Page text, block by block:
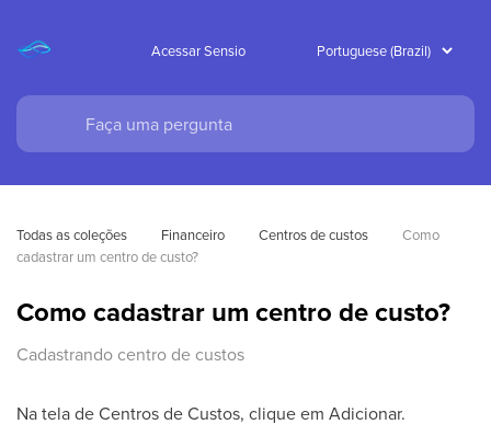
Acessar Sensio
Todas as coleções Financeiro Centros de custos
Como
cadastrar um centro de custo?
Como cadastrar um centro de custo?
Cadastrando centro de custos
Na tela de Centros de Custos, clique em Adicionar.